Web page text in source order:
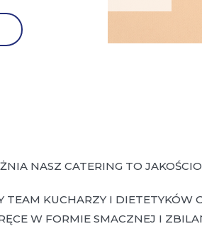
NASZ CATERING TO
KUCHARZY I
W FORMIE SMACZNEJ I